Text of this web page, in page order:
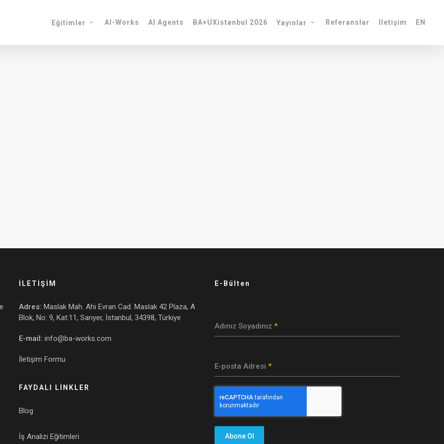
Eğitimler AI-Works AI Agents BA+UXistanbul 2026 Yayınlar Referanslar İletişim EN
İLETİŞİM
Adres: Maslak Mah. Ahi Evran Cad. Maslak 42 Plaza, A
Blok, No: 9, Kat:11, Sarıyer, İstanbul, 34398, Türkiye
E-mail: info@ba-works.com
İletişim Formu
FAYDALI LİNKLER
Blog
İş Analizi Eğitimleri
E-Bülten
Adınız Soyadınız*
E-posta Adresi*
Abone Ol